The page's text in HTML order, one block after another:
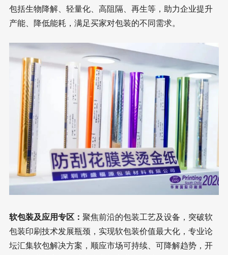
包括生物降解、轻量化、高阻隔、再生等，助力企业提升
产能、降低能耗，满足买家对包装的不同需求。
软包装及应用专区： 聚焦前沿的包装工艺及设备，突破软
包装印刷技术发展瓶颈，实现软包装价值最大化，专业论
坛汇集软包解决方案，顺应市场可持续、可降解趋势，开